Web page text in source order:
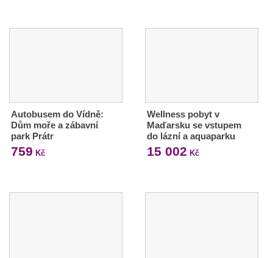
Autobusem do Vídně:
Dům moře a zábavní
park Prátr
759 Kč
Wellness pobyt v
Maďarsku se vstupem
do lázní a aquaparku
15 002 Kč